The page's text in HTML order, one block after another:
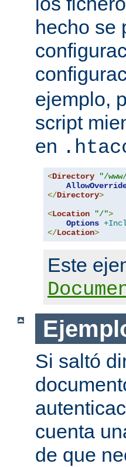
hecho se
ejemplo,
script
en
<Directory "/
</Directory>
<Location "/">
Options
</Location>
Este
Si saltó
cuenta
de que